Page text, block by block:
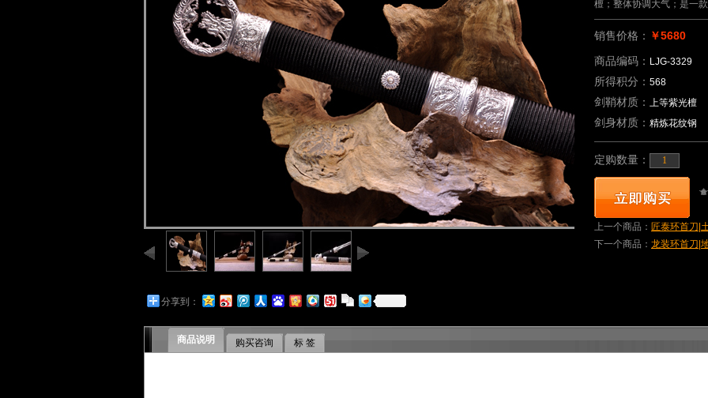
分享到：
檀；整体协调大气；是一
销售价格： ￥5680
商品编码： LJG-3329
所得积分： 568
剑鞘材质： 上等紫光檀
剑身材质： 精炼花纹钢
定购数量：
上一个商品： 匠泰环首刀|
下一个商品： 龙装环首刀|
商品说明 购买咨询 标 签